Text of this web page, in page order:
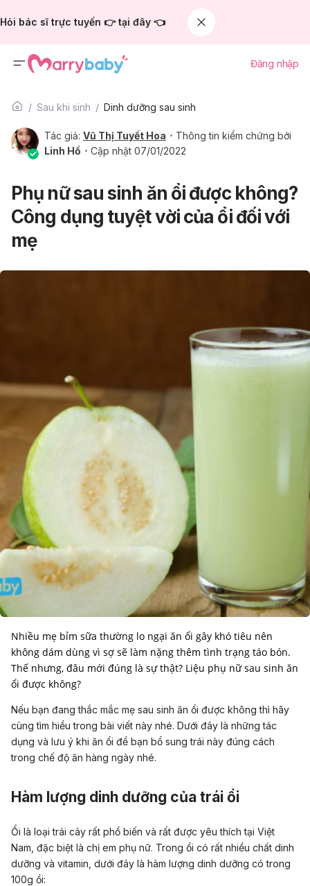
Hỏi bác sĩ trực tuyến 👉 tại đây 👈
Đăng nhập
Sau khi sinh Dinh dưỡng sau sinh
Tác giả: Vũ Thị Tuyết Hoa
Thông tin kiểm chứng bởi
Linh Hồ
Cập nhật 07/01/2022
Phụ nữ sau sinh ăn ổi được không?
Công dụng tuyệt vời của ổi đối với
mẹ
Nhiều mẹ bỉm sữa thường lo ngại ăn ổi gây khó tiêu nên
không dám dùng vì sợ sẽ làm nặng thêm tình trạng táo bón.
Thế nhưng, đâu mới đúng là sự thật? Liệu phụ nữ sau sinh ăn
ổi được không?
Nếu bạn đang thắc mắc mẹ sau sinh ăn ổi được không thì hãy
cùng tìm hiểu trong bài viết này nhé. Dưới đây là những tác
dụng và lưu ý khi ăn ổi để bạn bổ sung trái này đúng cách
trong chế độ ăn hàng ngày nhé.
Hàm lượng dinh dưỡng của trái ổi
Ổi là loại trái cây rất phổ biến và rất được yêu thích tại Việt
Nam, đặc biệt là chị em phụ nữ. Trong ổi có rất nhiều chất dinh
dưỡng và vitamin, dưới đây là hàm lượng dinh dưỡng có trong
100g ổi: